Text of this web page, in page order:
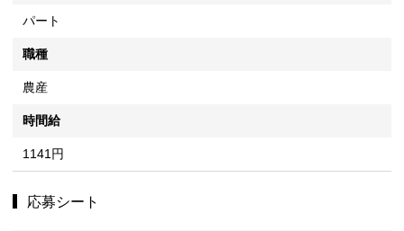
パート
職種
農産
時間給
1141円
応募シート